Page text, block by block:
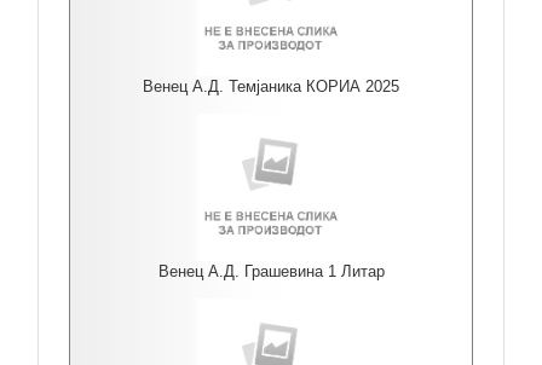
Венец А.Д. Темјаника КОРИА 2025
Венец А.Д. Грашевина 1 Литар